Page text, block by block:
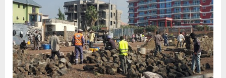
Goma:
Le
Député
Didier
Kamundu
«
doute